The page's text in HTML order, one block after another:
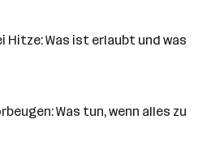
Hitze: Was ist erlaubt und was
Was tun, wenn alles zu